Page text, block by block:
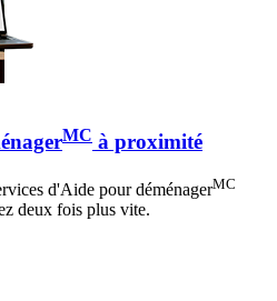
MC à proximité
d'Aide pour déménagerMC
deux fois plus vite.